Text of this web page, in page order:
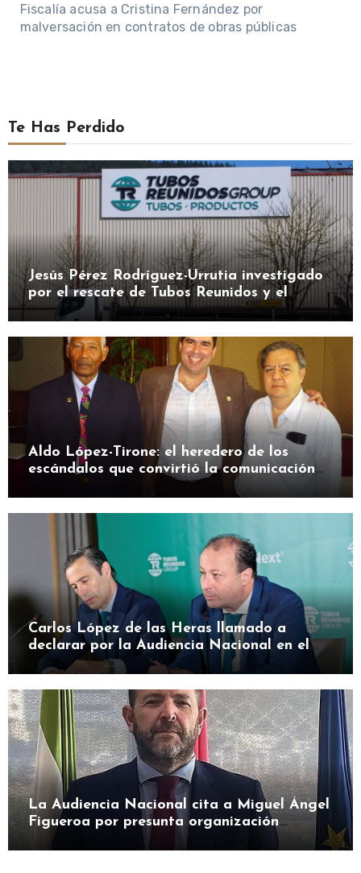
Fiscalía acusa a Cristina Fernández por
malversación en contratos de obras públicas
Te Has Perdido
Jesús Pérez Rodríguez-Urrutia investigado
por el rescate de Tubos Reunidos y el
préstamo de la SEPI
Aldo López-Tirone: el heredero de los
escándalos que convirtió la comunicación
en herramienta de presión
Carlos López de las Heras llamado a
declarar por la Audiencia Nacional en el
caso SEPI
La Audiencia Nacional cita a Miguel Ángel
Figueroa por presunta organización